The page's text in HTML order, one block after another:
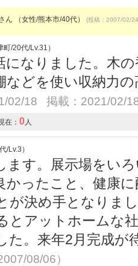
ん （女性/熊本市/40代） (投稿：2007/02/
/20代/Lv.31）
になりました。木
などを使い収納力
02/18 掲載：2021/02/
在： 0 人
/Lv.3）
ます。展示場をい
かったこと、健康
が決め手となりま
とアットホームな
た。来年2月完成が
08/06）